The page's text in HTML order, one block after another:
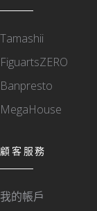
Tamashii
FiguartsZERO
Banpresto
MegaHouse
顧客服務
我的帳戶